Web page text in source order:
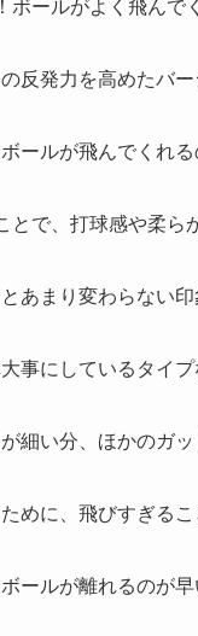
ボールがよく飛んで
反発力を高めたバ
ールが飛んでくれ
とで、打球感や柔ら
あまり変わらない印
事にしているタイ
細い分、ほかのガ
めに、飛びすぎる
ールが離れるのが